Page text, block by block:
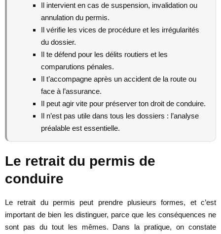
Il intervient en cas de suspension, invalidation ou
annulation du permis.
Il vérifie les vices de procédure et les irrégularités
du dossier.
Il te défend pour les délits routiers et les
comparutions pénales.
Il t’accompagne après un accident de la route ou
face à l’assurance.
Il peut agir vite pour préserver ton droit de conduire.
Il n’est pas utile dans tous les dossiers : l’analyse
préalable est essentielle.
Le retrait du permis de
conduire
Le retrait du permis peut prendre plusieurs formes, et c’est
important de bien les distinguer, parce que les conséquences ne
sont pas du tout les mêmes. Dans la pratique, on constate